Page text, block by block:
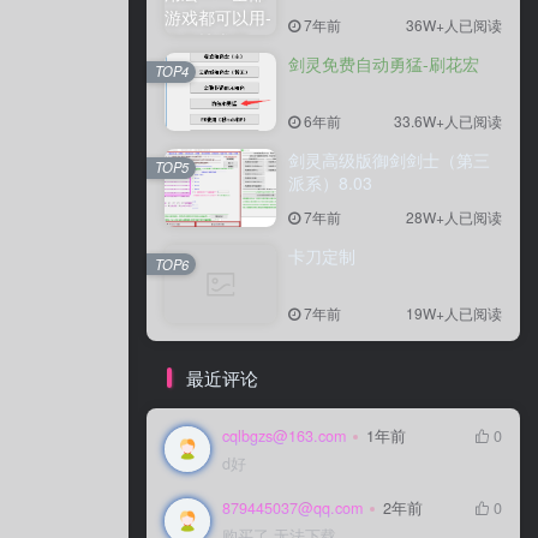
7年前 36W+人已阅读
剑灵免费自动勇猛-刷花宏
6年前 33.6W+人已阅读
TOP4
剑灵高级版御剑剑士（第三
派系）8.03
7年前 28W+人已阅读
TOP5
卡刀定制
7年前 19W+人已阅读
TOP6
最近评论
cqlbgzs@163.com 1年前
0
d好
879445037@qq.com 2年前
0